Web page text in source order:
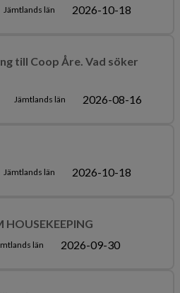
Jämtlands län 2026-10-18
till Coop Åre. Vad söker
Jämtlands län 2026-08-16
Jämtlands län 2026-10-18
HOUSEKEEPING
län 2026-09-30